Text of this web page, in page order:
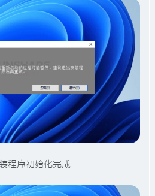
程序初始化完成